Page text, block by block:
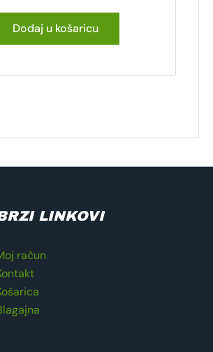
Dodaj u košaricu
LINKOVI
račun